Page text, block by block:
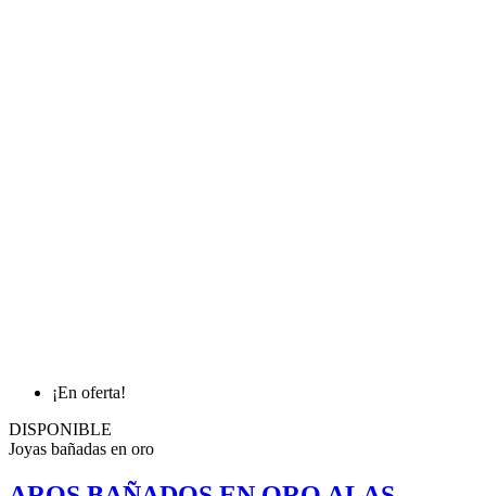
¡En oferta!
DISPONIBLE
Joyas bañadas en oro